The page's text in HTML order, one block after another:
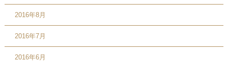
2016年8月
2016年7月
2016年6月